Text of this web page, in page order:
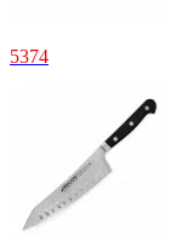
5374